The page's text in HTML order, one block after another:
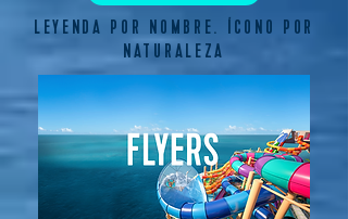
LEYENDA POR NOMBRE. ÍCONO POR
NATURALEZA